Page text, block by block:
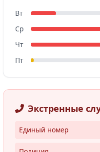
Вт
Ср
Чт
Пт
Экстренные
Единый номер